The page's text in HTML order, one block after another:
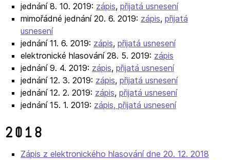
jednání 8. 10. 2019: zápis, přijatá usnesení
mimořádné jednání 20. 6. 2019: zápis, přijatá
usnesení
jednání 11. 6. 2019: zápis, přijatá usnesení
elektronické hlasování 28. 5. 2019: zápis
jednání 9. 4. 2019: zápis, přijatá usnesení
jednání 12. 3. 2019: zápis, přijatá usnesení
jednání 12. 2. 2019: zápis, přijatá usnesení
jednání 15. 1. 2019: zápis, přijatá usnesení
2018
Zápis z elektronického hlasování dne 20. 12. 2018